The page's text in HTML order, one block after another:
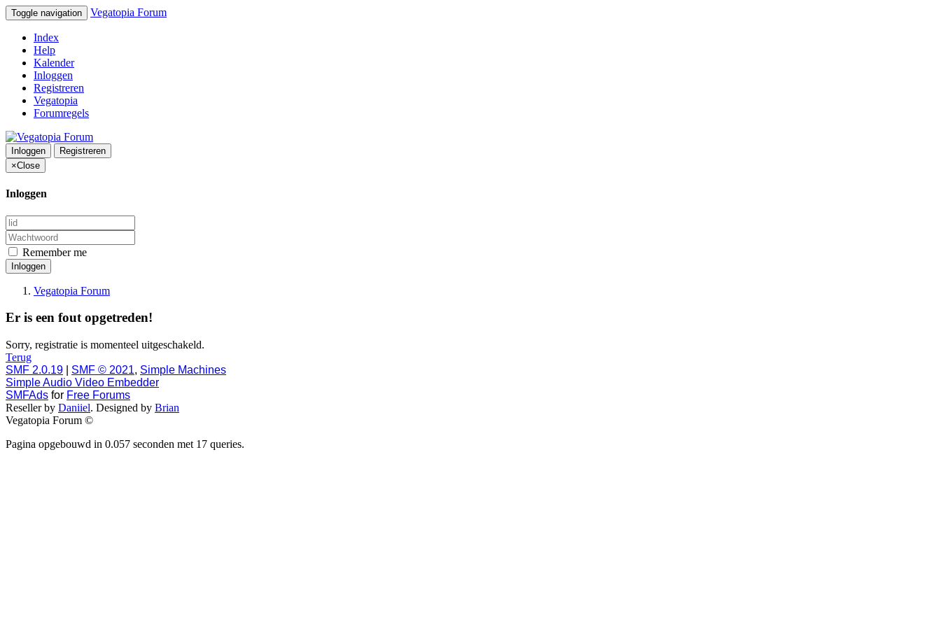
Toggle navigation Vegatopia Forum
Index
Help
Kalender
Inloggen
Registreren
Vegatopia
Forumregels
Inloggen
Registreren
×Close
Inloggen
Remember me
Inloggen
Vegatopia Forum
Er is een fout opgetreden!
Sorry, registratie is momenteel uitgeschakeld.
Terug
SMF 2.0.19
SMF © 2021, Simple Machines
Simple Audio Video Embedder
SMFAds for Free Forums
Reseller by Daniiel. Designed by Brian
Vegatopia Forum ©
Pagina opgebouwd in 0.057 seconden met 17 queries.